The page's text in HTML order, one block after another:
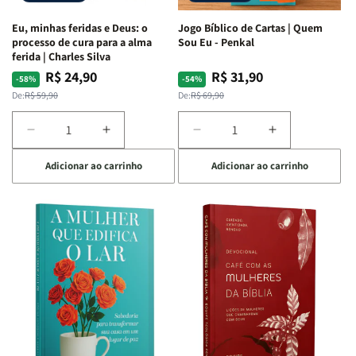
Espirituais
|
Estela
Espirituais
|
Eu, minhas feridas e Deus: o
processo de cura para a alma
ferida | Charles Silva
-58%
Preço
normal
De:R$ 59,90
Preço
promocional
R$ 24,90
Diminuir
a
quantidade
de
Eu,
minhas
feridas
e
Deus:
o
processo
de
cura
Aumentar
a
quantidade
de
Eu,
minhas
feridas
e
Deus:
o
processo
de
cura
Adicionar ao carrinho
Jogo Bíblico de Cartas | Quem
Sou Eu - Penkal
-54%
Preço
normal
De:R$ 69,90
Preço
promocional
R$ 31,90
Diminuir
a
quantidade
de
Jogo
Bíblico
de
Cartas
Quem
Sou
Eu
Aumentar
a
quantidade
de
Jogo
Bíblico
Cartas
|
Quem
Sou
Eu
-
Adicionar ao carrinho